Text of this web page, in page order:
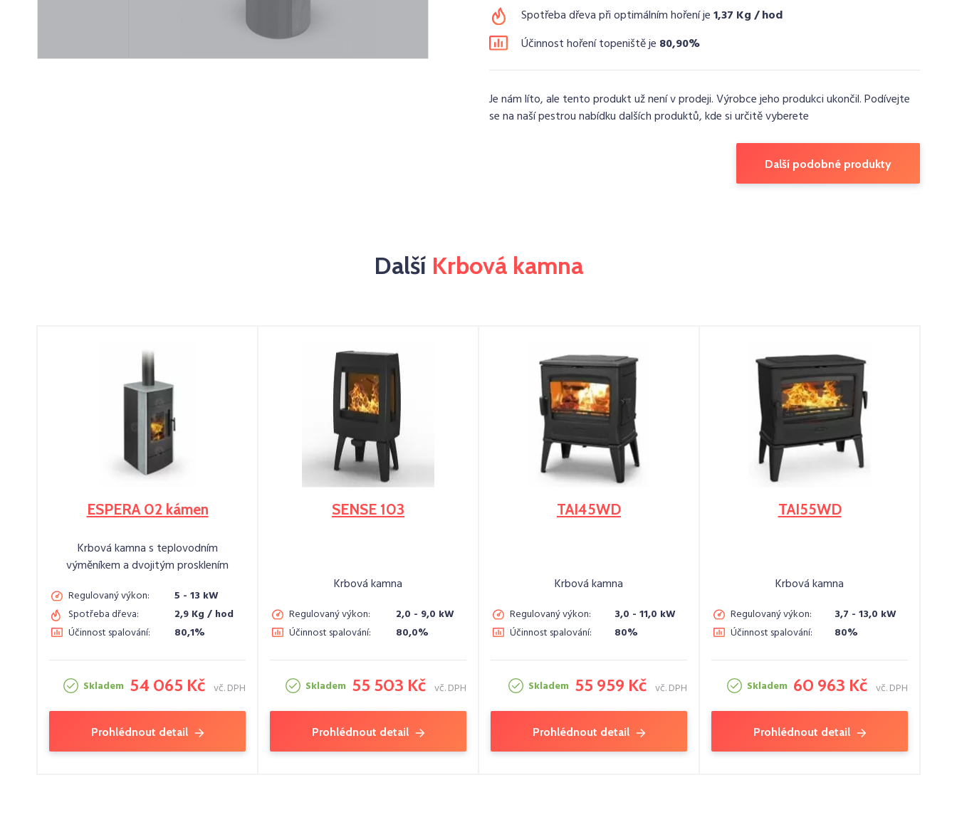
Spotřeba dřeva při optimálním hoření je1,37 Kg / hod
Účinnost hoření topeniště je 80,90%
Je nám líto, ale tento produkt už není v prodeji. Výrobce jeho produkci ukončil. Podívejte
se na naší pestrou nabídku dalších produktů, kde si určitě vyberete
Další podobné produkty
Další Krbová kamna
ESPERA 02 kámen
Krbová kamna s teplovodním
výměníkem a dvojitým prosklením
Regulovaný výkon:
5 - 13 kW
Spotřeba dřeva:
2,9 Kg / hod
Účinnost spalování:
80,1%
Skladem 54 065 Kč vč. DPH
Prohlédnout detail
SENSE 103
Krbová kamna
Regulovaný výkon:
2,0 - 9,0 kW
Účinnost spalování:
80,0%
Skladem 55 503 Kč vč. DPH
Prohlédnout detail
TAI45WD
Krbová kamna
Regulovaný výkon:
3,0 - 11,0 kW
Účinnost spalování:
80%
Skladem 55 959 Kč vč. DPH
Prohlédnout detail
TAI55WD
Krbová kamna
Regulovaný výkon:
3,7 - 13,0 kW
Účinnost spalování:
80%
Skladem 60 963 Kč vč. DPH
Prohlédnout detail